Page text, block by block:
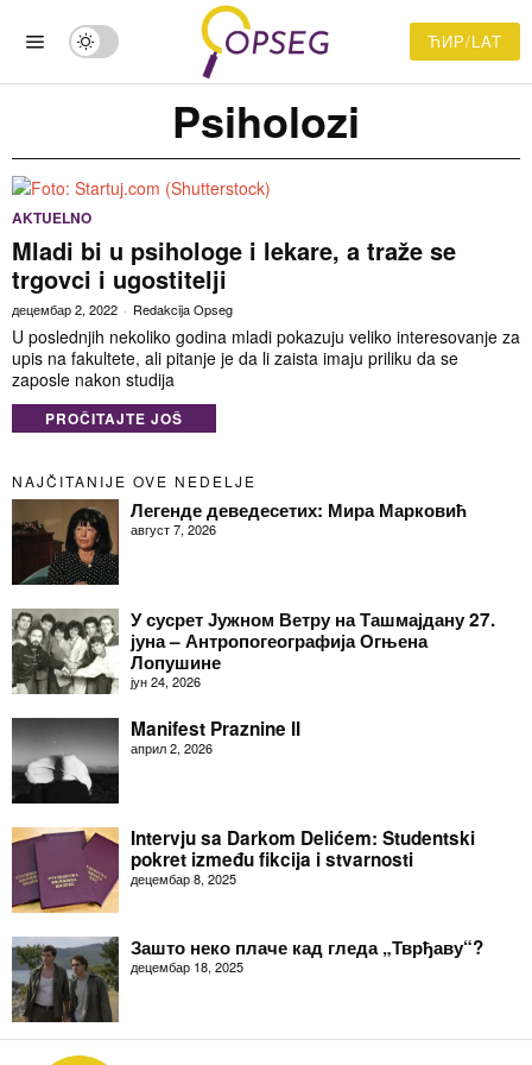
ЋИР/LAT
Psiholozi
AKTUELNO
Mladi bi u psihologe i lekare, a traže se
trgovci i ugostitelji
децембар 2, 2022 Redakcija Opseg
U poslednjih nekoliko godina mladi pokazuju veliko interesovanje za
upis na fakultete, ali pitanje je da li zaista imaju priliku da se
zaposle nakon studija
PROČITAJTE JOŠ
NAJČITANIJE OVE NEDELJE
Легенде деведесетих: Мира Марковић
август 7, 2026
У сусрет Јужном Ветру на Ташмајдану 27.
јуна – Антропогеографија Огњена
Лопушине
јун 24, 2026
Manifest Praznine II
април 2, 2026
Intervju sa Darkom Delićem: Studentski
pokret između fikcija i stvarnosti
децембар 8, 2025
Зашто неко плаче кад гледа „Тврђаву“?
децембар 18, 2025